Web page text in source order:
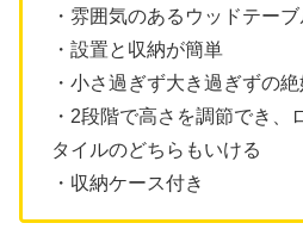
・雰囲気のあるウッドテー
・設置と収納が簡単
・小さ過ぎず大き過ぎずの
・2段階で高さを調節でき、
タイルのどちらもいける
・収納ケース付き